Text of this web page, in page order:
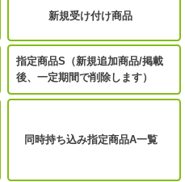
新規受け付け商品
指定商品S（新規追加商品/掲載
後、一定期間で削除します）
同時持ち込み指定商品A一覧